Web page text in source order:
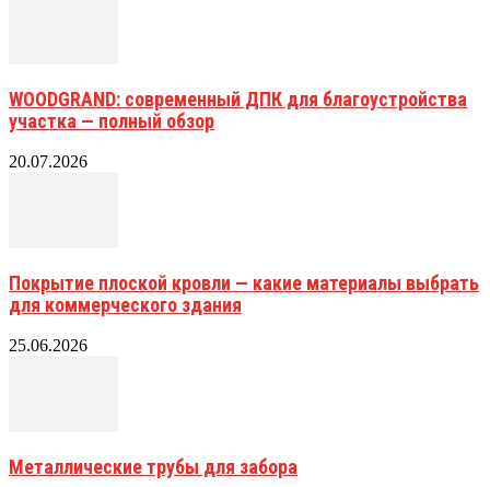
WOODGRAND: современный ДПК для благоустройства
участка — полный обзор
20.07.2026
Покрытие плоской кровли — какие материалы выбрать
для коммерческого здания
25.06.2026
Металлические трубы для забора